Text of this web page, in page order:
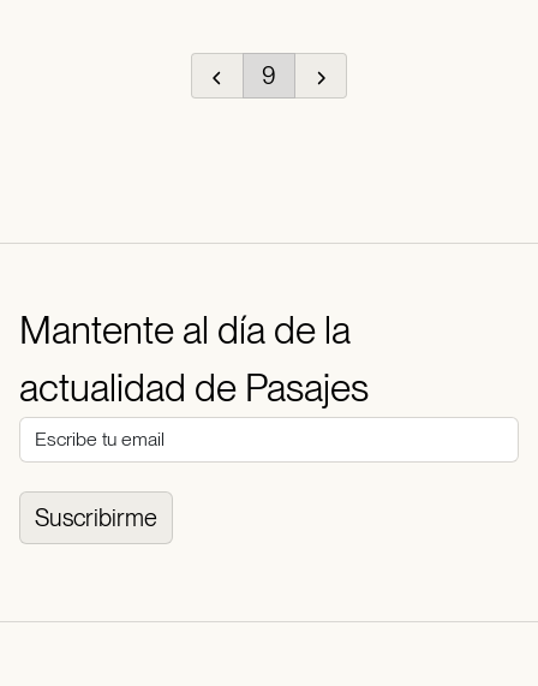
9
Mantente al día de la
actualidad de Pasajes
Suscribirme